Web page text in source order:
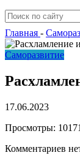
Главная -
Саморазвитие
17.06.2023
Просмотры: 10171
Комментариев